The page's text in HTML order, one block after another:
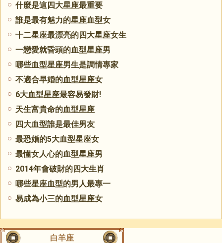
什麼是這四大星座最重要
誰是最有魅力的星座血型女
十二星座最漂亮的四大星座女生
一戀愛就昏頭的血型星座男
哪些血型星座男生是調情專家
不適合早婚的血型星座女
​6大血型星座最容易發財!
天生富貴命的血型星座
四大血型誰是最佳男友
最恐婚的5大血型星座女
最懂女人心的血型星座男
2014年會破財的四大生肖
哪些星座血型的男人最專一
易成為小三的血型星座女
白羊座